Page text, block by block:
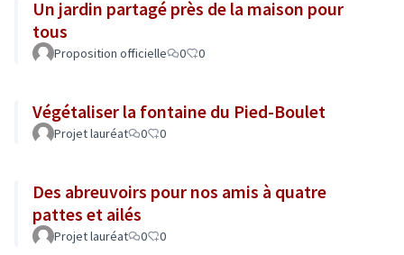
Un jardin partagé près de la maison pour
tous
Proposition officielle 0 0
Végétaliser la fontaine du Pied-Boulet
Projet lauréat 0 0
Des abreuvoirs pour nos amis à quatre
pattes et ailés
Projet lauréat 0 0